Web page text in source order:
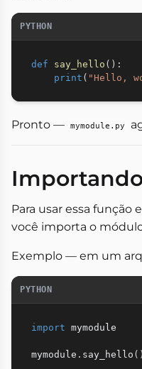
PYTHON
def say_hello ( ) :
print ( "Hello,
Pronto — mymodule.py
Para usar essa
você importa o
Exemplo — em um
PYTHON
import mymodule
mymodule . say_hello ( )